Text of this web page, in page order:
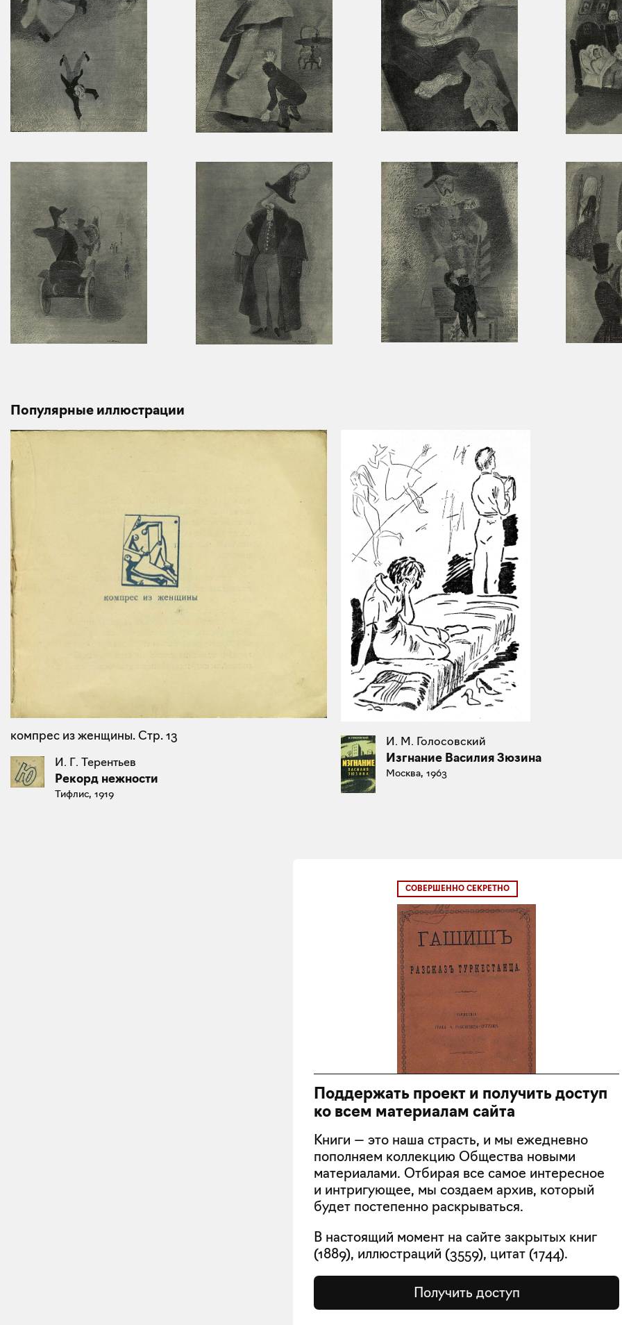
Популярные иллюстрации
компрес из женщины. Стр. 13
И. Г. Терентьев
Рекорд нежности
Тифлис, 1919
И. М. Голосовский
Изгнание Василия Зюзина
Москва, 1963
СОВЕРШЕННО СЕКРЕТНО
Поддержать проект и получить доступ
ко всем материалам сайта
Книги — это наша страсть, и мы ежедневно
пополняем коллекцию Общества новыми
материалами. Отбирая все самое интересное
и интригующее, мы создаем архив, который
будет постепенно раскрываться.
В настоящий момент на сайте закрытых книг
(1889), иллюстраций (3559), цитат (1744).
Получить доступ